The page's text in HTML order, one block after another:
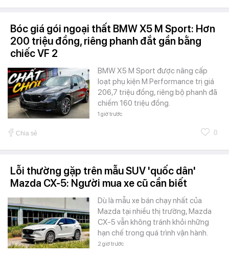
Bóc giá gói ngoại thất BMW X5 M Sport: Hơn
200 triệu đồng, riêng phanh đắt gần bằng
chiếc VF 2
BMW X5 M Sport được nâng cấp
loạt phụ kiện M Performance trị giá
206,7 triệu đồng, riêng bộ phanh đã
chiếm 160 triệu đồng.
1 giờ trước
Chia sẻ 0
Lỗi thường gặp trên mẫu SUV 'quốc dân'
Mazda CX-5: Người mua xe cũ cần biết
Dù là mẫu xe bán chạy nhất của
Mazda tại nhiều thị trường, Mazda
CX-5 vẫn không tránh khỏi những
hạn chế trong quá trình vận hành.
2 giờ trước